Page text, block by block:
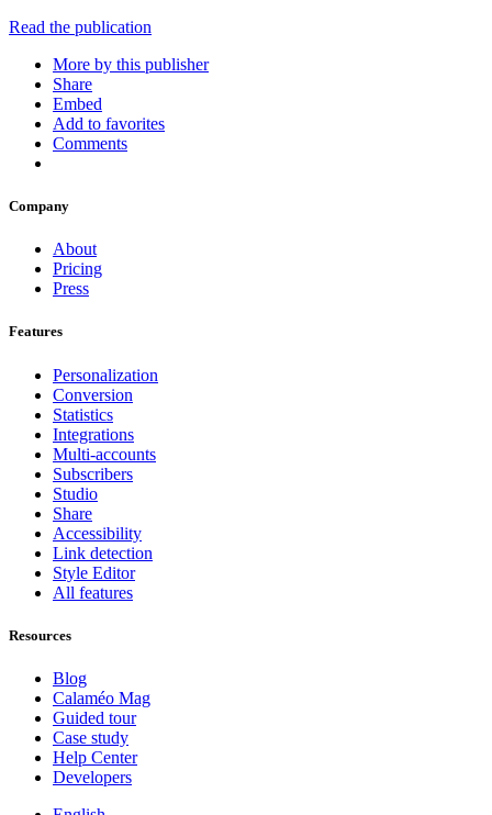
Read the publication
More by this publisher
Share
Embed
Add to favorites
Comments
Company
About
Pricing
Press
Features
Personalization
Conversion
Statistics
Integrations
Multi-accounts
Subscribers
Studio
Share
Accessibility
Link detection
Style Editor
All features
Resources
Blog
Calaméo Mag
Guided tour
Case study
Help Center
Developers